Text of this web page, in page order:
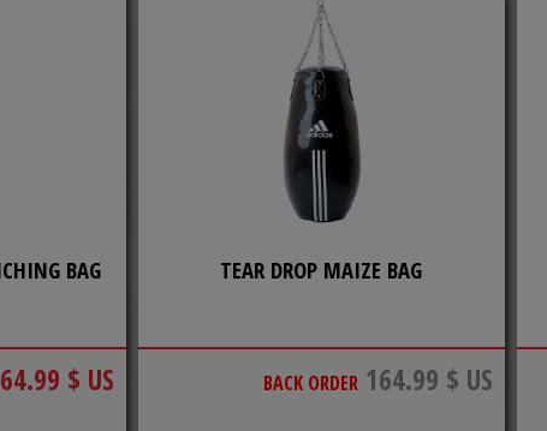
BAG
$ US
TEAR DROP MAIZE BAG
BACK ORDER 164.99 $ US